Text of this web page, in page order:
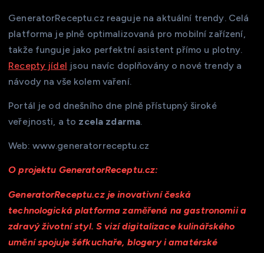
GeneratorReceptu.cz reaguje na aktuální trendy. Celá
platforma je plně optimalizovaná pro mobilní zařízení,
takže funguje jako perfektní asistent přímo u plotny.
Recepty jídel jsou navíc doplňovány o nové trendy a
návody na vše kolem vaření.
Portál je od dnešního dne plně přístupný široké
veřejnosti, a to zcela zdarma.
Web: www.generatorreceptu.cz
O projektu GeneratorReceptu.cz:
GeneratorReceptu.cz je inovativní česká
technologická platforma zaměřená na gastronomii a
zdravý životní styl. S vizí digitalizace kulinářského
umění spojuje šéfkuchaře, blogery i amatérské